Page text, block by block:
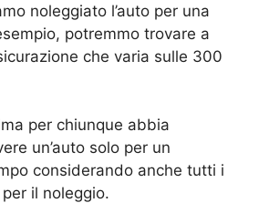
noleggiato l’auto per una
potremmo trovare a
che varia sulle 300
per chiunque abbia
un’auto solo per un
considerando anche tutti i
il noleggio.